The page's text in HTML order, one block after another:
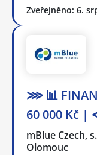
Zveřejněno: 6.
⋙ 📊
60 000 Kč
mBlue Czech,
Olomouc